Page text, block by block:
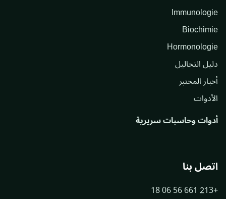
Immunologie
Biochimie
Hormonologie
دليل التحاليل
أخبار المختبر
الأدوات
أدوات وحاسبات سريرية
اتصل بنا
+213 661 56 06 18